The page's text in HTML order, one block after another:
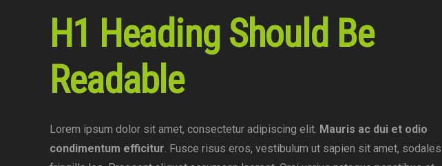
H1 Heading Should Be
Readable
Lorem ipsum dolor sit amet, consectetur adipiscing elit. Mauris ac dui et odio
condimentum efficitur. Fusce risus eros, vestibulum ut sapien sit amet, sodales